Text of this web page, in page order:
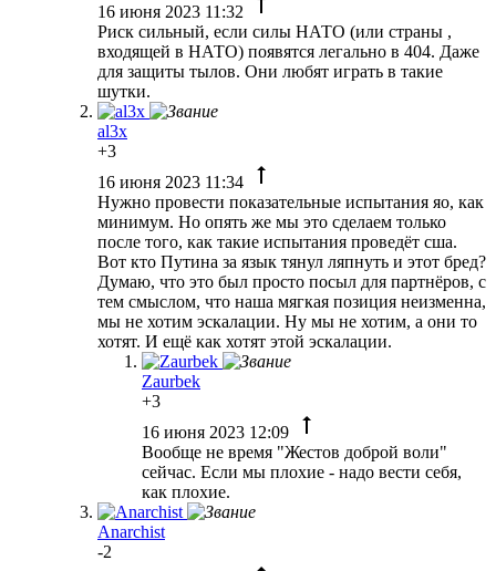
16 июня 2023 11:32
Риск сильный, если силы НАТО (или страны ,
входящей в НАТО) появятся легально в 404. Даже
для защиты тылов. Они любят играть в такие
шутки.
al3x
+3
16 июня 2023 11:34
Нужно провести показательные испытания яо, как
минимум. Но опять же мы это сделаем только
после того, как такие испытания проведёт сша.
Вот кто Путина за язык тянул ляпнуть и этот бред?
Думаю, что это был просто посыл для партнёров, с
тем смыслом, что наша мягкая позиция неизменна,
мы не хотим эскалации. Ну мы не хотим, а они то
хотят. И ещё как хотят этой эскалации.
Zaurbek
+3
16 июня 2023 12:09
Вообще не время "Жестов доброй воли"
сейчас. Если мы плохие - надо вести себя,
как плохие.
Anarchist
-2